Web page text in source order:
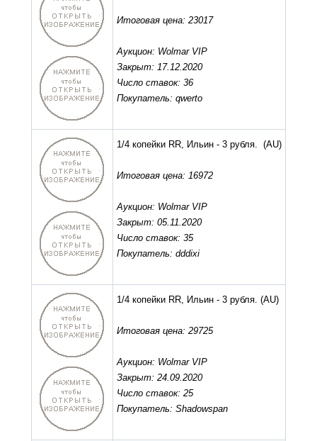
Итоговая цена: 23017
Аукцион: Wolmar VIP
Закрыт: 17.12.2020
Число ставок: 36
Покупатель: qwerto
1/4 копейки RR, Ильин - 3 рубля. (AU)
Итоговая цена: 16972
Аукцион: Wolmar VIP
Закрыт: 05.11.2020
Число ставок: 35
Покупатель: dddixi
1/4 копейки RR, Ильин - 3 рубля. (AU)
Итоговая цена: 29725
Аукцион: Wolmar VIP
Закрыт: 24.09.2020
Число ставок: 25
Покупатель: Shadowspan